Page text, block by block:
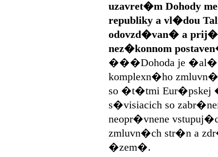
uzavret�m Dohody
republiky a vl�dou
odovzd�van� a
nez�konnom
���Dohoda je
komplexn�ho
so �t�tmi Eur�pskej
s�visiacich so
neopr�vnene
zmluvn�ch str�n a
�zem�.